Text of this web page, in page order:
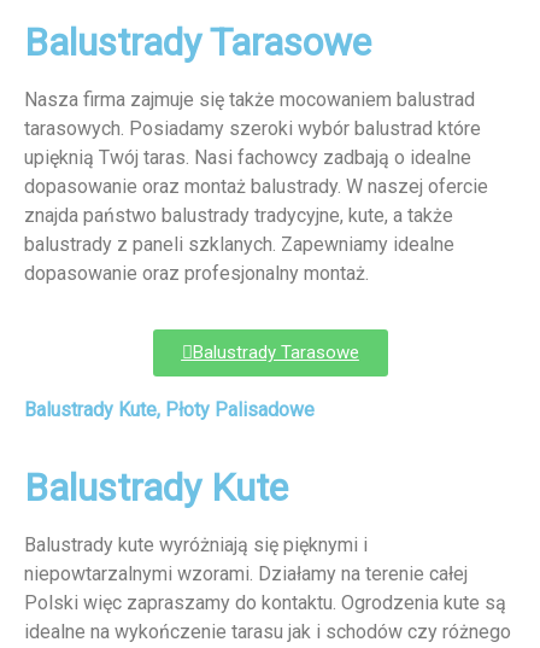
Balustrady Tarasowe
Nasza firma zajmuje się także mocowaniem balustrad
tarasowych. Posiadamy szeroki wybór balustrad które
upięknią Twój taras. Nasi fachowcy zadbają o idealne
dopasowanie oraz montaż balustrady. W naszej ofercie
znajda państwo balustrady tradycyjne, kute, a także
balustrady z paneli szklanych. Zapewniamy idealne
dopasowanie oraz profesjonalny montaż.
Balustrady Tarasowe
Balustrady Kute, Płoty Palisadowe
Balustrady Kute
Balustrady kute wyróżniają się pięknymi i
niepowtarzalnymi wzorami. Działamy na terenie całej
Polski więc zapraszamy do kontaktu. Ogrodzenia kute są
idealne na wykończenie tarasu jak i schodów czy różnego